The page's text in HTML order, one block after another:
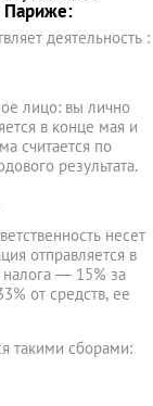
Париже:
деятельность :
лицо: вы лично
в конце мая и
считается по
результата.
несет
отправляется в
налога — 15% за
от средств, ее
такими сборами: